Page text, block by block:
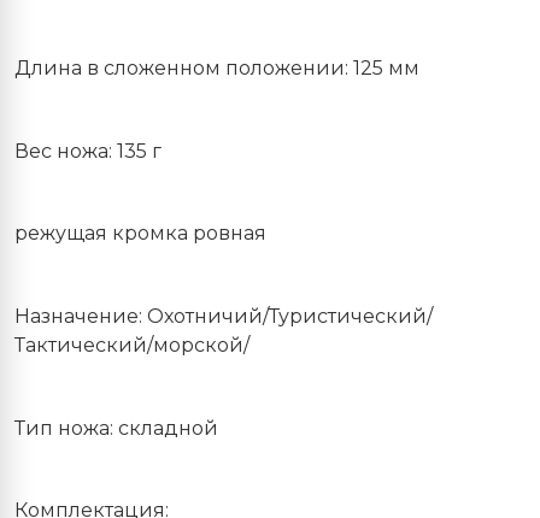
Длина в сложенном положении: 125 мм
Вес ножа: 135 г
режущая кромка ровная
Назначение: Охотничий/Туристический/
Тактический/морской/
Тип ножа: складной
Комплектация: